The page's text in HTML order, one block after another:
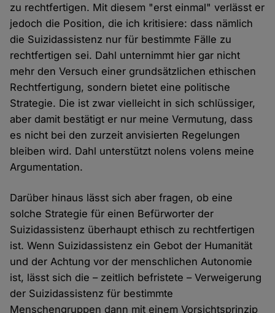
zu rechtfertigen. Mit diesem "erst einmal" verlässt er
jedoch die Position, die ich kritisiere: dass nämlich
die Suizidassistenz nur für bestimmte Fälle zu
rechtfertigen sei. Dahl unternimmt hier gar nicht
mehr den Versuch einer grundsätzlichen ethischen
Rechtfertigung, sondern bietet eine politische
Strategie. Die ist zwar vielleicht in sich schlüssiger,
aber damit bestätigt er nur meine Vermutung, dass
es nicht bei den zurzeit anvisierten Regelungen
bleiben wird. Dahl unterstützt nolens volens meine
Argumentation.
Darüber hinaus lässt sich aber fragen, ob eine
solche Strategie für einen Befürworter der
Suizidassistenz überhaupt ethisch zu rechtfertigen
ist. Wenn Suizidassistenz ein Gebot der Humanität
und der Achtung vor der menschlichen Autonomie
ist, lässt sich die – zeitlich befristete – Verweigerung
der Suizidassistenz für bestimmte
Menschengruppen dann mit einem Vorsichtsprinzip